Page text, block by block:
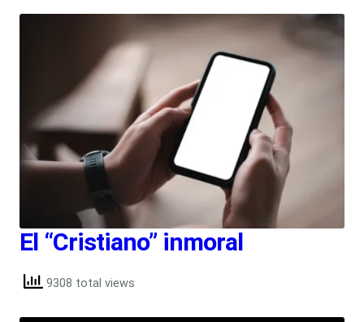
El “Cristiano” inmoral
9308 total views